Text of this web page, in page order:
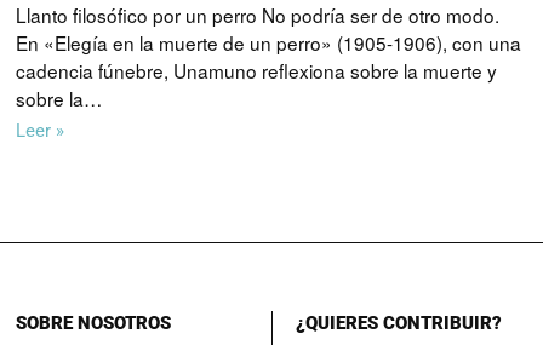
Llanto filosófico por un perro No podría ser de otro modo.
En «Elegía en la muerte de un perro» (1905-1906), con una
cadencia fúnebre, Unamuno reflexiona sobre la muerte y
sobre la…
Leer »
SOBRE NOSOTROS ¿QUIERES CONTRIBUIR?